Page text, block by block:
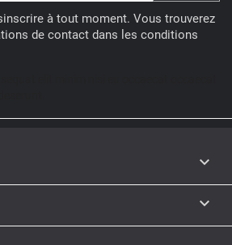
à tout moment. Vous trouverez
de contact dans les conditions

